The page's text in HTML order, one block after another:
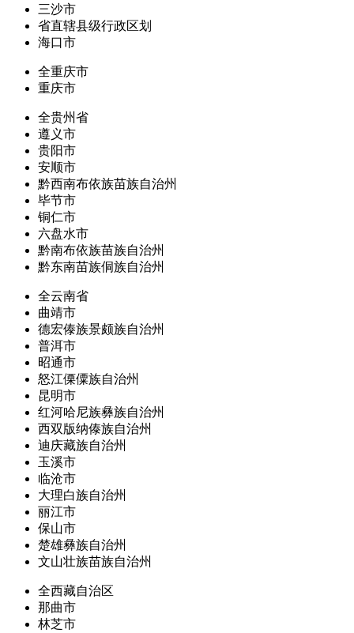
三沙市
省直辖县级行政区划
海口市
全重庆市
重庆市
全贵州省
遵义市
贵阳市
安顺市
黔西南布依族苗族自治州
毕节市
铜仁市
六盘水市
黔南布依族苗族自治州
黔东南苗族侗族自治州
全云南省
曲靖市
德宏傣族景颇族自治州
普洱市
昭通市
怒江傈僳族自治州
昆明市
红河哈尼族彝族自治州
西双版纳傣族自治州
迪庆藏族自治州
玉溪市
临沧市
大理白族自治州
丽江市
保山市
楚雄彝族自治州
文山壮族苗族自治州
全西藏自治区
那曲市
林芝市